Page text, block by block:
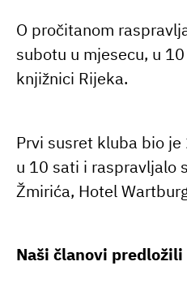
O pročitanom
subotu u mjesecu, u
knjižnici Rijeka.
Prvi susret kluba bio
u 10 sati i raspravljalo
Žmirića, Hotel
Naši članovi